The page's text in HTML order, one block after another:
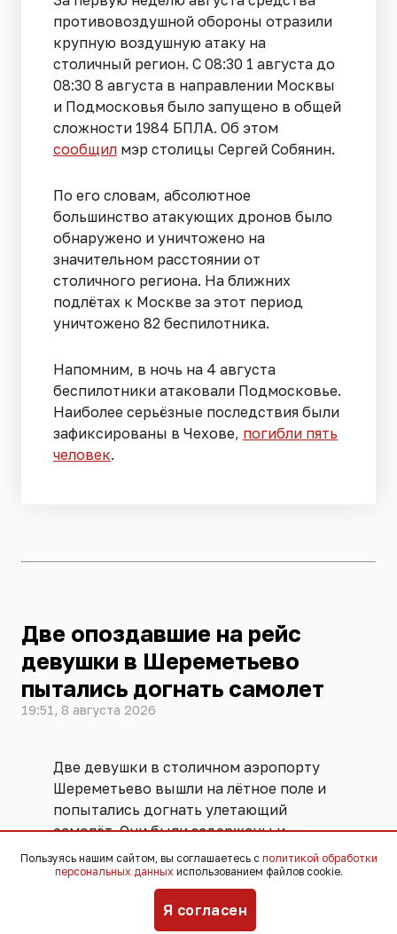
противовоздушной обороны отразили
крупную воздушную атаку на
столичный регион. С 08:30 1 августа до
08:30 8 августа в направлении Москвы
и Подмосковья было запущено в общей
сложности 1984 БПЛА. Об этом
сообщил мэр столицы Сергей Собянин.
По его словам, абсолютное
большинство атакующих дронов было
обнаружено и уничтожено на
значительном расстоянии от
столичного региона. На ближних
подлётах к Москве за этот период
уничтожено 82 беспилотника.
Напомним, в ночь на 4 августа
беспилотники атаковали Подмосковье.
Наиболее серьёзные последствия были
зафиксированы в Чехове, погибли пять
человек.
Две опоздавшие на рейс
девушки в Шереметьево
пытались догнать самолет
19:51, 8 августа 2026
Две девушки в столичном аэропорту
Шереметьево вышли на лётное поле и
попытались догнать улетающий
самолёт. Они были задержаны и
переданы ФСБ. Угрозы безопасности
полётов не возникло, никто не
сообщили
в пресс-службе
Пользуясь нашим сайтом, вы соглашаетесь с политикой обработки
персональных данных использованием файлов cookie.
Я согласен